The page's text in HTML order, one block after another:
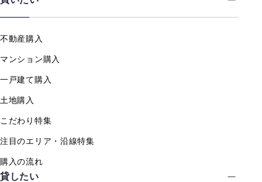
不動産購入
マンション購入
一戸建て購入
土地購入
こだわり特集
注目のエリア・沿線特集
購入の流れ
貸したい